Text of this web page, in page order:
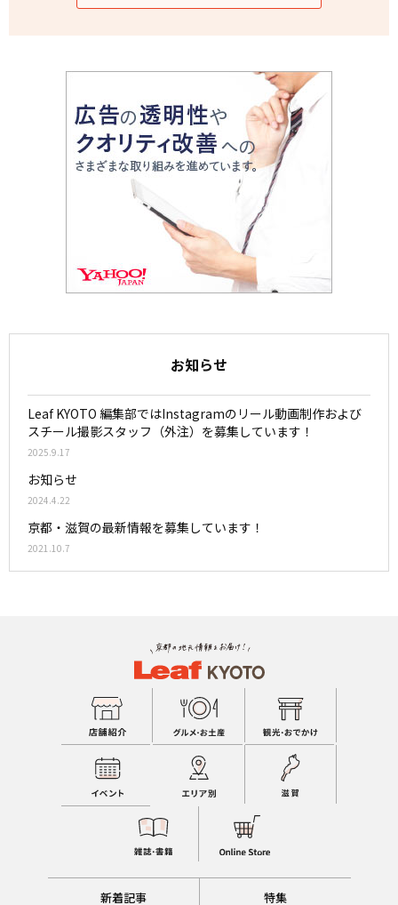
お知らせ
Leaf KYOTO 編集部ではInstagramのリール動画制作および
スチール撮影スタッフ（外注）を募集しています！
2025.9.17
お知らせ
2024.4.22
京都・滋賀の最新情報を募集しています！
2021.10.7
新着記事 特集